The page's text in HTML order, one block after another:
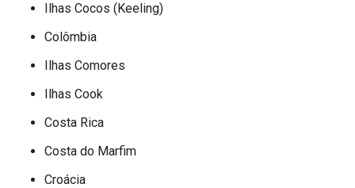
Ilhas Cocos (Keeling)
Colômbia
Ilhas Comores
Ilhas Cook
Costa Rica
Costa do Marfim
Croácia